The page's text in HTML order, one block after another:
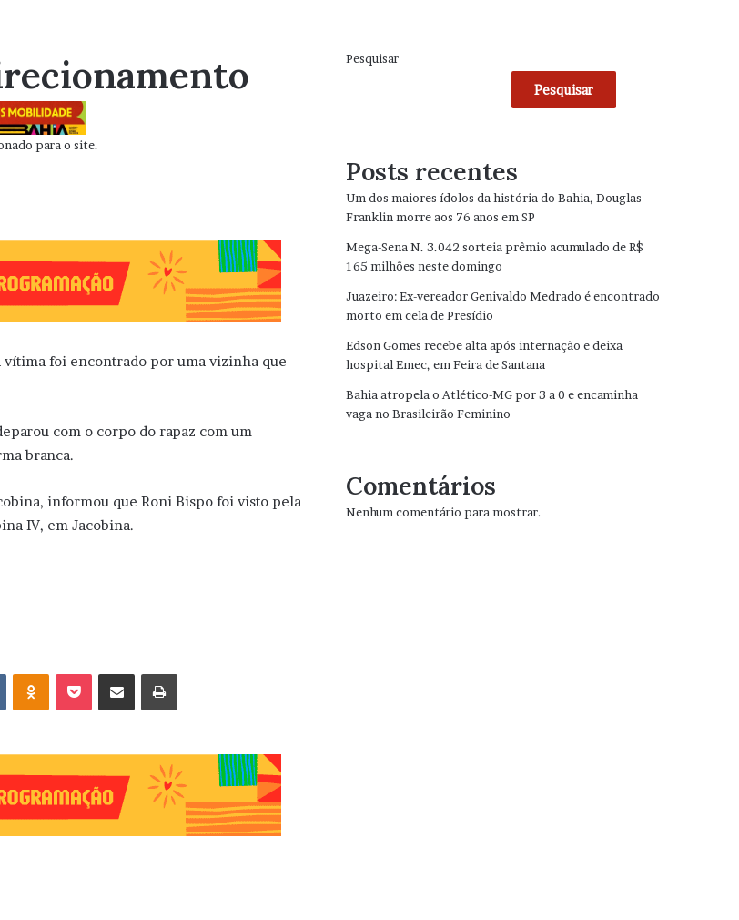
para o site.
vítima foi encontrado por uma vizinha que
com o corpo do rapaz com um
branca.
informou que Roni Bispo foi visto pela
IV, em Jacobina.
VK OK
Pesquisar
Pesquisar
Posts recentes
Um dos maiores ídolos da história do Bahia, Douglas
Franklin morre aos 76 anos em SP
Mega-Sena N. 3.042 sorteia prêmio acumulado de R$
165 milhões neste domingo
Juazeiro: Ex-vereador Genivaldo Medrado é encontrado
morto em cela de Presídio
Edson Gomes recebe alta após internação e deixa
hospital Emec, em Feira de Santana
Bahia atropela o Atlético-MG por 3 a 0 e encaminha
vaga no Brasileirão Feminino
Comentários
Nenhum comentário para mostrar.